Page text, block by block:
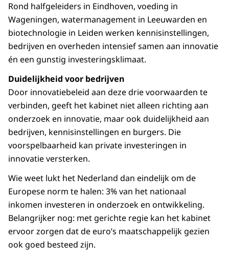
Rond halfgeleiders in Eindhoven, voeding in
Wageningen, watermanagement in Leeuwarden en
biotechnologie in Leiden werken kennisinstellingen,
bedrijven en overheden intensief samen aan innovatie
én een gunstig investeringsklimaat.
Duidelijkheid voor bedrijven
Door innovatiebeleid aan deze drie voorwaarden te
verbinden, geeft het kabinet niet alleen richting aan
onderzoek en innovatie, maar ook duidelijkheid aan
bedrijven, kennisinstellingen en burgers. Die
voorspelbaarheid kan private investeringen in
innovatie versterken.
Wie weet lukt het Nederland dan eindelijk om de
Europese norm te halen: 3% van het nationaal
inkomen investeren in onderzoek en ontwikkeling.
Belangrijker nog: met gerichte regie kan het kabinet
ervoor zorgen dat de euro’s maatschappelijk gezien
ook goed besteed zijn.